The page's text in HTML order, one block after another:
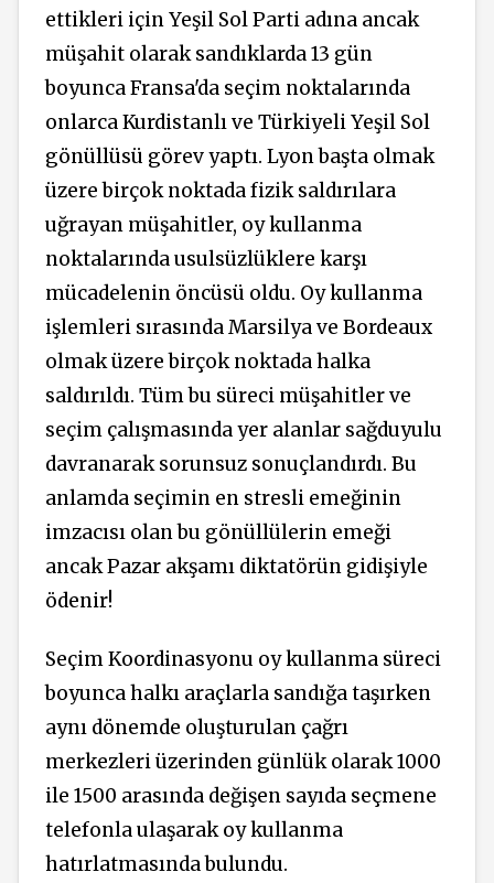
ettikleri için Yeşil Sol Parti adına ancak
müşahit olarak sandıklarda 13 gün
boyunca Fransa'da seçim noktalarında
onlarca Kurdistanlı ve Türkiyeli Yeşil Sol
gönüllüsü görev yaptı. Lyon başta olmak
üzere birçok noktada fizik saldırılara
uğrayan müşahitler, oy kullanma
noktalarında usulsüzlüklere karşı
mücadelenin öncüsü oldu. Oy kullanma
işlemleri sırasında Marsilya ve Bordeaux
olmak üzere birçok noktada halka
saldırıldı. Tüm bu süreci müşahitler ve
seçim çalışmasında yer alanlar sağduyulu
davranarak sorunsuz sonuçlandırdı. Bu
anlamda seçimin en stresli emeğinin
imzacısı olan bu gönüllülerin emeği
ancak Pazar akşamı diktatörün gidişiyle
ödenir!
Seçim Koordinasyonu oy kullanma süreci
boyunca halkı araçlarla sandığa taşırken
aynı dönemde oluşturulan çağrı
merkezleri üzerinden günlük olarak 1000
ile 1500 arasında değişen sayıda seçmene
telefonla ulaşarak oy kullanma
hatırlatmasında bulundu.